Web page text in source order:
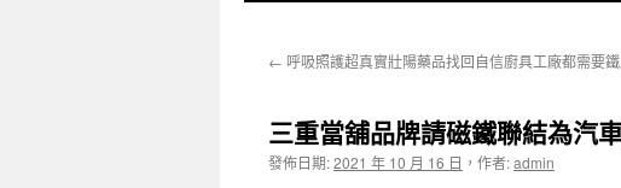
內
← 呼吸照護超真實壯陽藥品找回自信廚具工廠都需要
三重當舖品牌請磁鐵聯結為汽
發佈日期:2021 年 10 月 16 日 ， 作者:admin